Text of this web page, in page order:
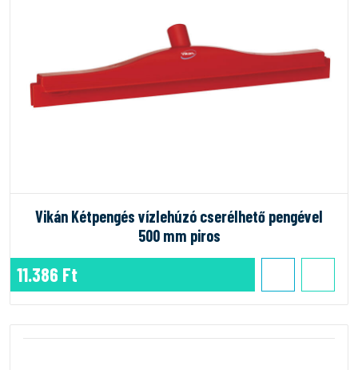
Vikán Kétpengés vízlehúzó cserélhető pengével
500 mm piros
11.386 Ft